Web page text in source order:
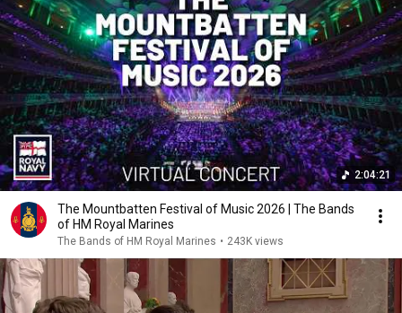
2:04:21
The Mountbatten Festival of Music 2026 | The Bands
of HM Royal Marines
The Bands of HM Royal Marines • 243K views